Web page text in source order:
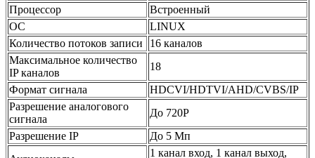
Процессор
Встроенный
ОС
LINUX
Количество потоков записи
16 каналов
Максимальное количество
IP каналов
18
Формат сигнала
HDCVI/HDTVI/AHD/CVBS/IP
Разрешение аналогового
сигнала
До 720P
Разрешение IP
До 5 Mп
1 канал вход, 1 канал выход,